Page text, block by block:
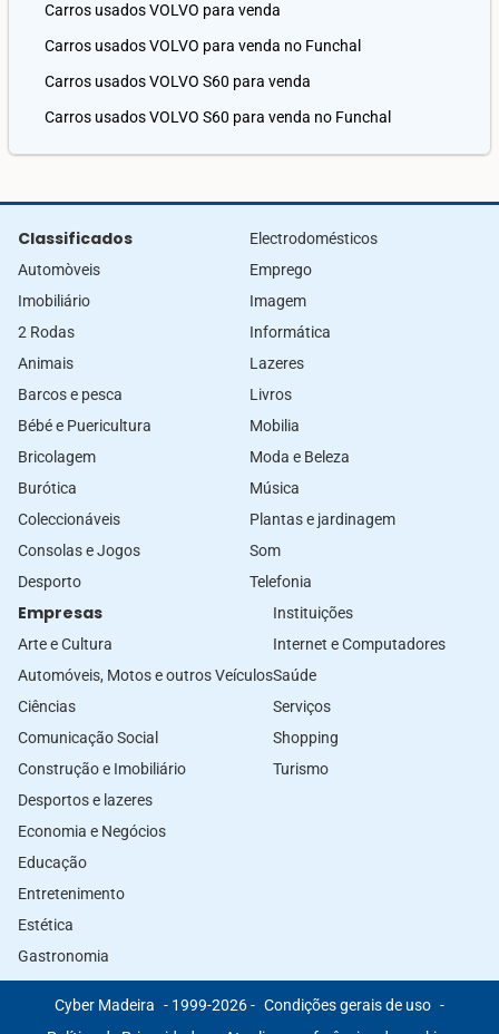
Carros usados VOLVO para venda
Carros usados VOLVO para venda no Funchal
Carros usados VOLVO S60 para venda
Carros usados VOLVO S60 para venda no Funchal
Classificados
Automòveis
Imobiliário
2 Rodas
Animais
Barcos e pesca
Bébé e Puericultura
Bricolagem
Burótica
Coleccionáveis
Consolas e Jogos
Desporto
Electrodomésticos
Emprego
Imagem
Informática
Lazeres
Livros
Mobilia
Moda e Beleza
Música
Plantas e jardinagem
Som
Telefonia
Empresas
Arte e Cultura
Automóveis, Motos e outros Veículos
Ciências
Comunicação Social
Construção e Imobiliário
Desportos e lazeres
Economia e Negócios
Educação
Entretenimento
Estética
Gastronomia
Instituições
Internet e Computadores
Saúde
Serviços
Shopping
Turismo
Cyber Madeira - 1999-2026 - Condições gerais de uso -